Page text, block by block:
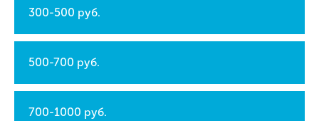
300-500 руб.
500-700 руб.
700-1000 руб.